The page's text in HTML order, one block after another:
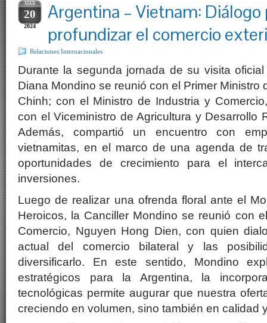
MAR
20
2024
Argentina – Vietnam: Diálogo
profundizar el comercio
Relaciones Internacionales
Durante la segunda jornada de su visita
Diana Mondino se reunió con el Primer Ministro
Chinh; con el Ministro de Industria y
con el Viceministro de Agricultura y Desarrollo
Además, compartió un encuentro con
vietnamitas, en el marco de una agenda de
oportunidades de crecimiento para el
inversiones.
Luego de realizar una ofrenda floral ante el
Heroicos, la Canciller Mondino se reunió con
Comercio, Nguyen Hong Dien, con quien
actual del comercio bilateral y las
diversificarlo. En este sentido, Mondino
estratégicos para la Argentina, la
tecnológicas permite augurar que nuestra
creciendo en volumen, sino también en calidad